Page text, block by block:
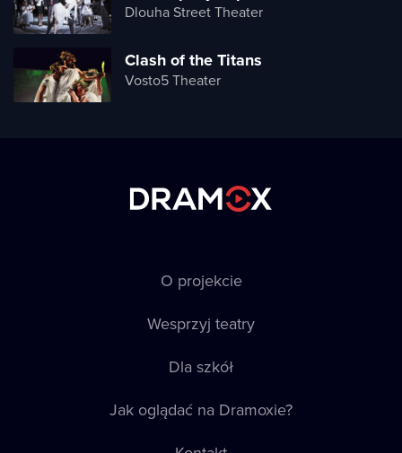
Dlouha Street Theater
Clash of the Titans
Vosto5 Theater
O projekcie
Wesprzyj teatry
Dla szkół
Jak oglądać na Dramoxie?